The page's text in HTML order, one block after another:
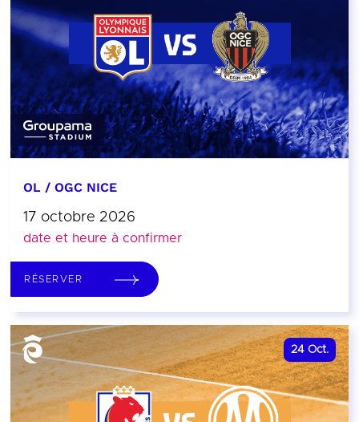
OL / OGC NICE
17 octobre 2026
date et heure à confirmer
RÉSERVER
24 Oct.